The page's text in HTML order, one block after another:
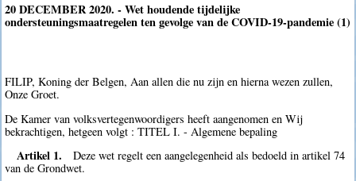
20 DECEMBER 2020. - Wet houdende tijdelijke
ondersteuningsmaatregelen ten gevolge van de COVID-19-pandemie (1)
FILIP, Koning der Belgen, Aan allen die nu zijn en hierna wezen zullen,
Onze Groet.
De Kamer van volksvertegenwoordigers heeft aangenomen en Wij
bekrachtigen, hetgeen volgt : TITEL I. - Algemene bepaling
Artikel 1.
Deze wet regelt een aangelegenheid als bedoeld in artikel 74
van de Grondwet.